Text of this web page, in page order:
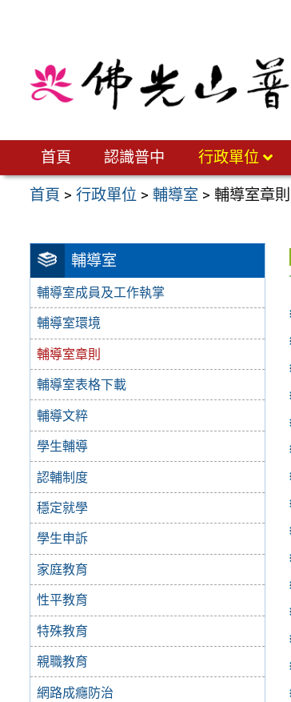
首頁 認識普中 行政單位
首頁 >行政單位 >輔導室 >輔導室章則
輔導室
輔導室成員及工作執掌
輔導室環境
輔導室章則
輔導室表格下載
輔導文粹
學生輔導
認輔制度
穩定就學
學生申訴
家庭教育
性平教育
特殊教育
親職教育
網路成癮防治